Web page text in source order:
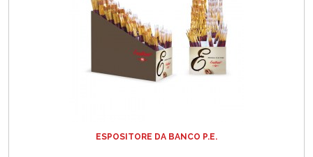
ESPOSITORE DA BANCO P.E.